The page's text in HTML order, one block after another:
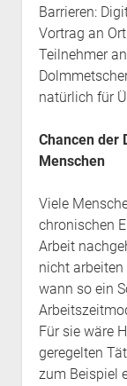
Barrieren:
Vortrag an
Teilnehmer
natürlich für
Chancen der
Menschen
Viele
chronischen
Arbeit
nicht
wann so ein
Für sie wäre
geregelten
zum Beispiel